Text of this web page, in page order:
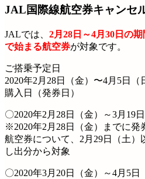
JAL国際線航空券キャンセ
JALでは、 2月28日～4月30日の期
で始まる航空券が対象です。
ご搭乗予定日
2020年2月28日（金）〜4月5日（
購入日（発券日）
〇2020年2月28日（金）～3月19
※2020年2月28日（金）までに発
航空券について、2月29日（土）
し出分から対象
〇2020年3月20日（金）～4月5日